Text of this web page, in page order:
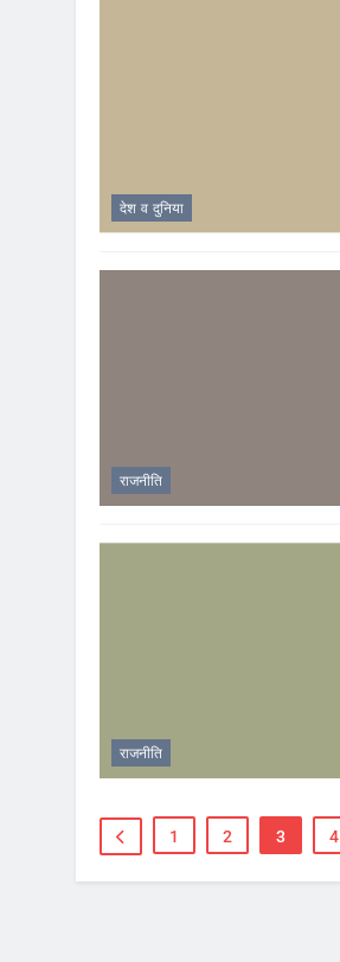
देश व दुनिया
राजनीति
राजनीति
1 2 3 4